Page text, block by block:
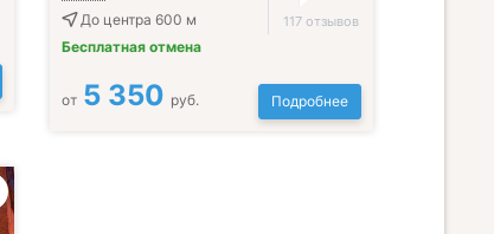
До центра 600 м
Бесплатная отмена
117 отзывов
от 5 350 руб. Подробнее